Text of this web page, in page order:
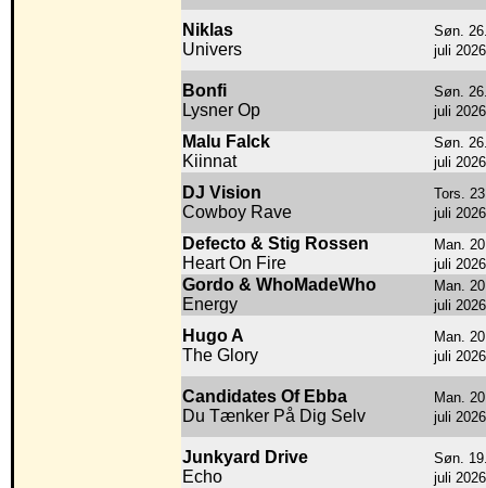
Niklas
Univers
Søn.
juli 2026
Bonfi
Lysner Op
Søn.
juli 2026
Malu Falck
Kiinnat
Søn.
juli 2026
DJ Vision
Cowboy Rave
Tors.
juli 2026
Defecto & Stig Rossen
Heart On Fire
Man.
juli 2026
Gordo & WhoMadeWho
Energy
Man.
juli 2026
Hugo A
The Glory
Man.
juli 2026
Candidates Of Ebba
Du Tænker På Dig Selv
Man.
juli 2026
Junkyard Drive
Echo
Søn.
juli 2026